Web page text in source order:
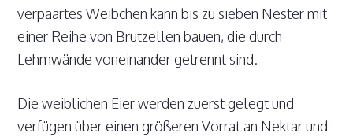
verpaartes Weibchen kann bis zu sieben Nester mit
einer Reihe von Brutzellen bauen, die durch
Lehmwände voneinander getrennt sind.
Die weiblichen Eier werden zuerst gelegt und
verfügen über einen größeren Vorrat an Nektar und